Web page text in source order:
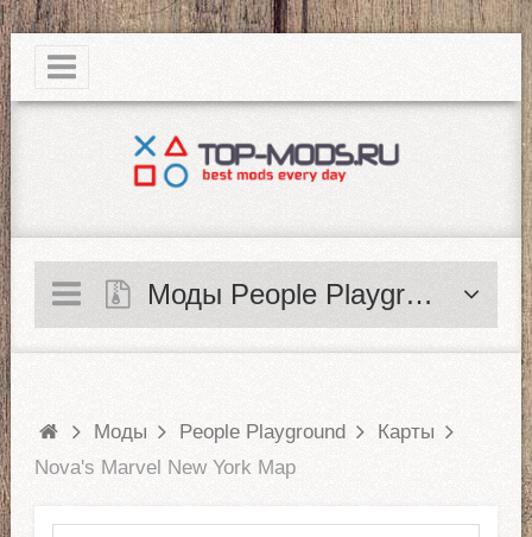
|
Моды People Playground
Моды People Playground
Карты
Nova's Marvel New York Map